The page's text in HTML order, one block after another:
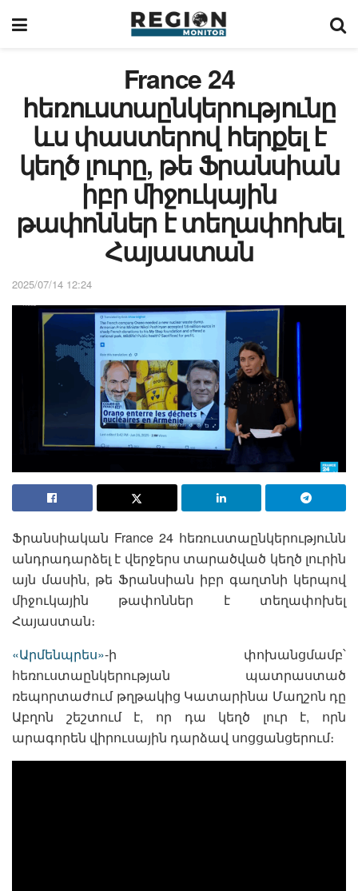
France 24
հեռուստաընկերությունը
ևս փաստերով հերքել է
կեղծ լուրը, թե Ֆրանսիան
իբր միջուկային
թափոններ է տեղափոխել
Հայաստան
2025/07/14 12:24
Ֆրանսիական France 24 հեռուստաընկերությունն
անդրադարձել է վերջերս տարածված կեղծ լուրին
այն մասին, թե Ֆրանսիան իբր գաղտնի կերպով
միջուկային թափոններ է տեղափոխել
Հայաստան։
«Արմենպրես»-ի փոխանցմամբ՝
հեռուստաընկերության պատրաստած
ռեպորտաժում թղթակից Կատարինա Մաղշոն դը
Աբղոն շեշտում է, որ դա կեղծ լուր է, որն
արագորեն վիրուսային դարձավ սոցցանցերում։